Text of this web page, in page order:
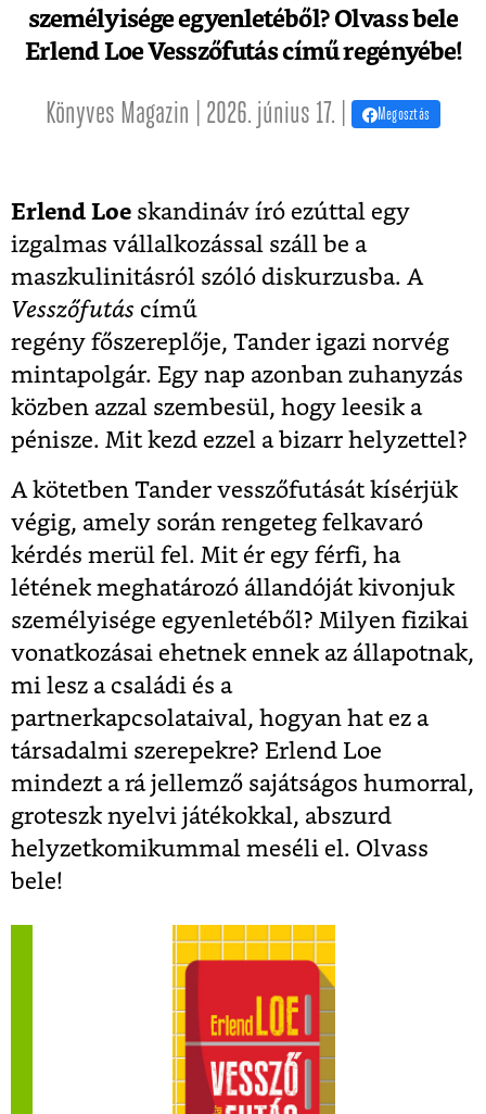
személyisége egyenletéből? Olvass bele
Erlend Loe Vesszőfutás című regényébe!
Könyves Magazin | 2026. június 17. | Megosztás
Erlend Loe skandináv író ezúttal egy
izgalmas vállalkozással száll be a
maszkulinitásról szóló diskurzusba. A
Vesszőfutás című
regény főszereplője, Tander igazi norvég
mintapolgár. Egy nap azonban zuhanyzás
közben azzal szembesül, hogy leesik a
pénisze. Mit kezd ezzel a bizarr helyzettel?
A kötetben Tander vesszőfutását kísérjük
végig, amely során rengeteg felkavaró
kérdés merül fel. Mit ér egy férfi, ha
létének meghatározó állandóját kivonjuk
személyisége egyenletéből? Milyen fizikai
vonatkozásai ehetnek ennek az állapotnak,
mi lesz a családi és a
partnerkapcsolataival, hogyan hat ez a
társadalmi szerepekre? Erlend Loe
mindezt a rá jellemző sajátságos humorral,
groteszk nyelvi játékokkal, abszurd
helyzetkomikummal meséli el. Olvass
bele!